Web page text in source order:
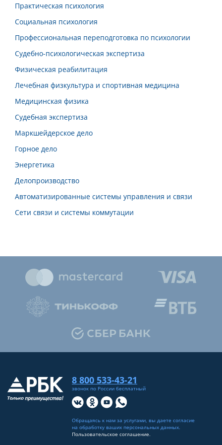
Практическая психология
Социальная психология
Профессиональная переподготовка по психологии
Судебно-психологическая экспертиза
Физическая реабилитация
Лечебная физкультура и спортивная медицина
Медицинская физика
Судебная экспертиза
Маркшейдерское дело
Горное дело
Энергетика
Делопроизводство
Автоматизированные системы управления и связи
Сети связи и системы коммутации
8 800 533-43-21
звонок по России бесплатный
Обращаясь к нам за услугами, вы даете согласие
на обработку ваших персональных данных.
Пользовательское соглашение.